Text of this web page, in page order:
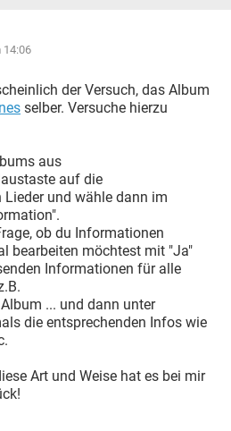
14:06
der Versuch, das Album
selber. Versuche hierzu
aus
auf die
und wähle dann im
ob du Informationen
bearbeiten möchtest mit "Ja"
Informationen für alle
... und dann unter
die entsprechenden Infos wie
Art und Weise hat es bei mir